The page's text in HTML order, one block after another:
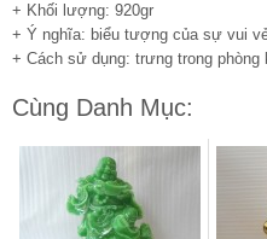
+ Khối lượng: 920gr
+ Ý nghĩa: biểu tượng của sự vui
+ Cách sử dụng: trưng trong phòng
Cùng Danh Mục: